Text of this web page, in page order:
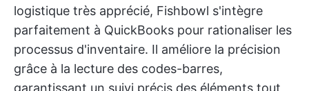
logistique très apprécié, Fishbowl s'intègre
parfaitement à QuickBooks pour rationaliser les
processus d'inventaire. Il améliore la précision
grâce à la lecture des codes-barres,
garantissant un suivi précis des éléments tout